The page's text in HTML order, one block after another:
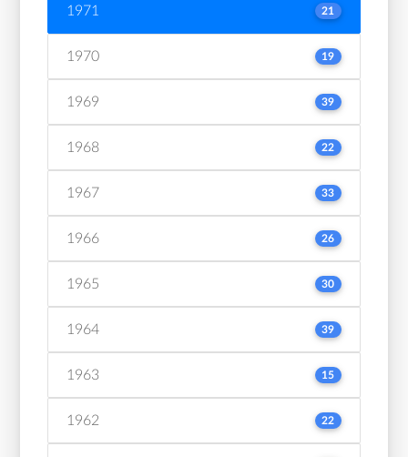
1971 21
1970 19
1969 39
1968 22
1967 33
1966 26
1965 30
1964 39
1963 15
1962 22